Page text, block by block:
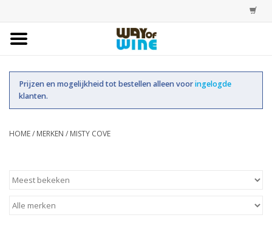
Bestellingen
Prijzen en mogelijkheid tot bestellen alleen vooringelogde
klanten.
HOME/ MERKEN / MISTY COVE